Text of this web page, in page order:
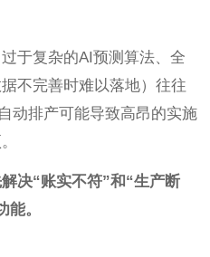
于复杂的AI预测算法、全
不完善时难以落地）往往
动排产可能导致高昂的实施
决“账实不符”和“生产断
。